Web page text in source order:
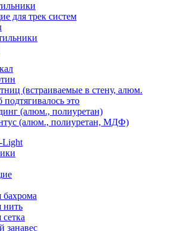
для трек систем
(встраиваемые в стену, алюм.
это
(алюм., полиуретан)
(алюм., полиуретан, МДФ)
Light
бахрома
нить
занавес